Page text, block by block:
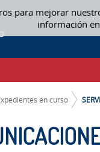
para mejorar
información
DATOS Y MÓVILES DEL
en curso